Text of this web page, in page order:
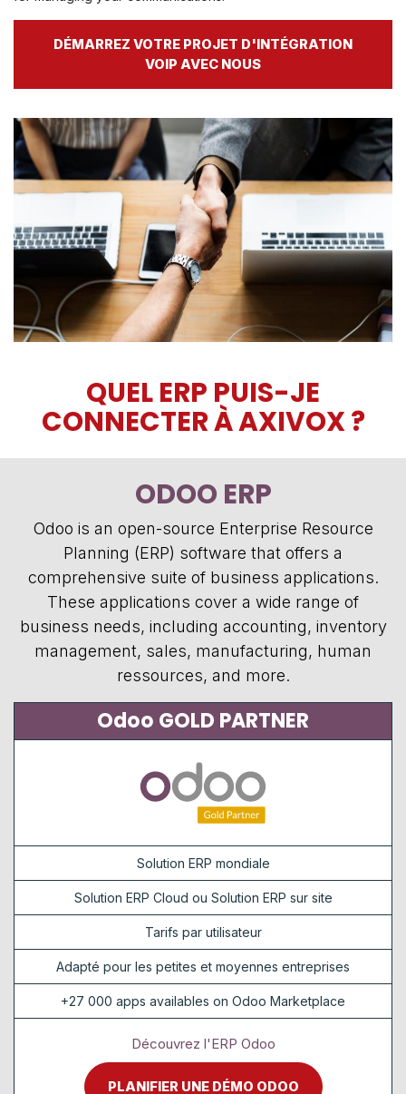
DÉMARREZ VOTRE PROJET D'INTÉGRATION
VOIP AVEC NOUS
QUEL ERP PUIS-JE
CONNECTER À AXIVOX ?
ODOO ERP
Odoo is an open-source Enterprise Resource
Planning (ERP) software that offers a
comprehensive suite of business applications.
These applications cover a wide range of
business needs, including accounting, inventory
management, sales, manufacturing, human
ressources, and more.
Odoo GOLD PARTNER
Solution ERP mondiale
Solution ERP Cloud ou Solution ERP sur site
Tarifs par utilisateur
Adapté pour les petites et moyennes entreprises
+27 000 apps availables on Odoo Marketplace
Découvrez l'ERP Odoo
PLANIFIER UNE DÉMO ODOO